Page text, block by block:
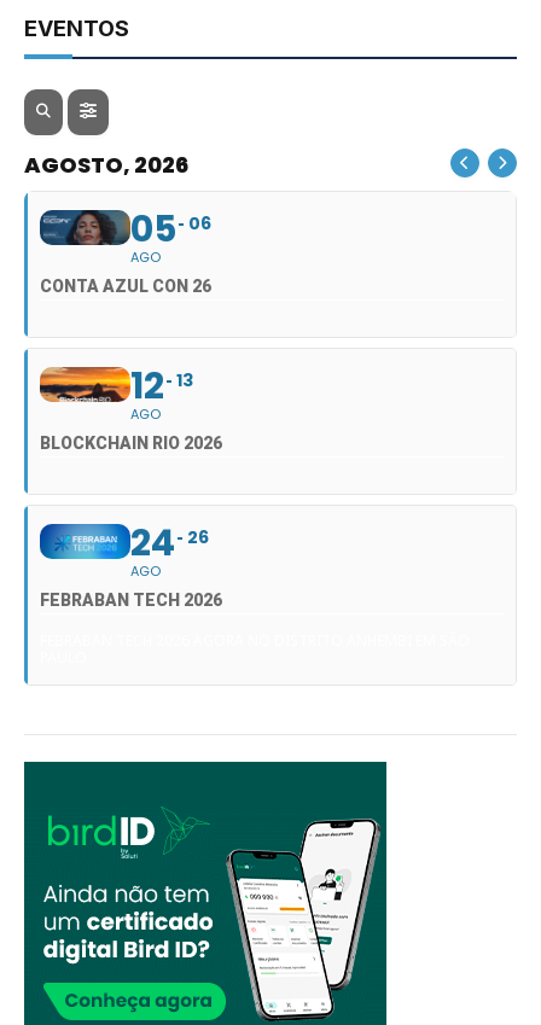
EVENTOS
AGOSTO, 2026
05
AGO
06
CONTA AZUL CON 26
12
AGO
13
BLOCKCHAIN RIO 2026
24
AGO
26
FEBRABAN TECH 2026